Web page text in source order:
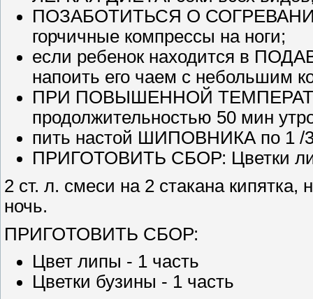
ПОЗАБОТИТЬСЯ О СОГРЕВАНИИ
горчичные компрессы на ноги;
если ребенок находится в
напоить его чаем с небольшим
ПРИ ПОВЫШЕННОЙ
продолжительностью 50 мин
пить настой ШИПОВНИКА по 1 /3
ПРИГОТОВИТЬ СБОР: Цветки
2 ст. л. смеси на 2 стакана кипятка,
ночь.
ПРИГОТОВИТЬ СБОР:
Цвет липы - 1 часть
Цветки бузины - 1 часть